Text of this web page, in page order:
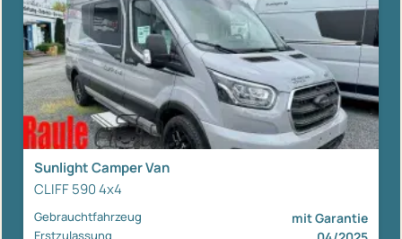
Sunlight Camper Van
CLIFF 590 4x4
Gebrauchtfahrzeug mit Garantie
Erstzulassung